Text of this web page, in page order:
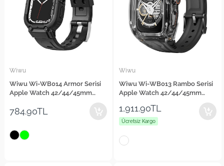
Wiwu
Wiwu Wi-WB014 Armor Serisi
Apple Watch 42/44/45mm
Koruyuculu Silikon Kordon
784.90TL
Wiwu
Wiwu Wi-WB013 Rambo Serisi
Apple Watch 42/44/45mm
Koruyuculu Kauçuk Kordon
1,911.90TL
Ücretsiz Kargo